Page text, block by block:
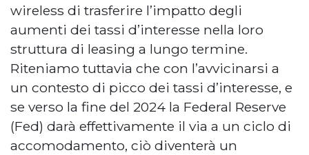
wireless di trasferire l’impatto degli
aumenti dei tassi d’interesse nella loro
struttura di leasing a lungo termine.
Riteniamo tuttavia che con l’avvicinarsi a
un contesto di picco dei tassi d’interesse, e
se verso la fine del 2024 la Federal Reserve
(Fed) darà effettivamente il via a un ciclo di
accomodamento, ciò diventerà un